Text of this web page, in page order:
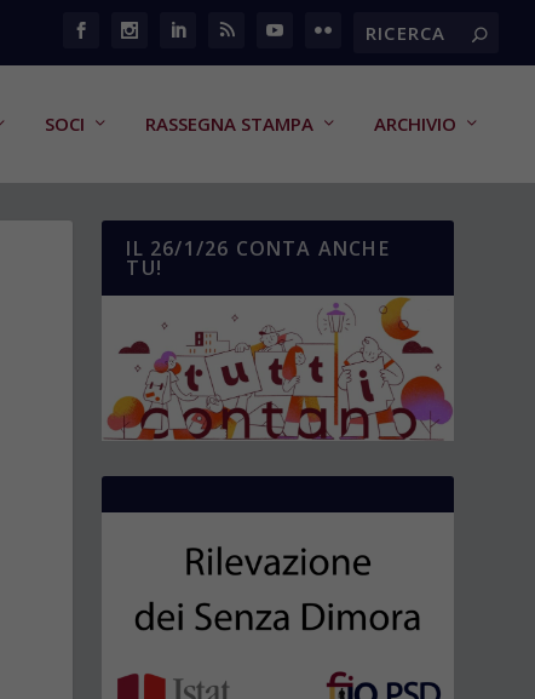
SOCI RASSEGNA STAMPA ARCHIVIO
IL 26/1/26 CONTA ANCHE
TU!